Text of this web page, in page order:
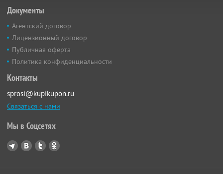
Документы
Агентский договор
Лицензионный договор
Публичная оферта
Политика конфиденциальности
Контакты
sprosi@kupikupon.ru
Связаться с нами
Мы в Соцсетях